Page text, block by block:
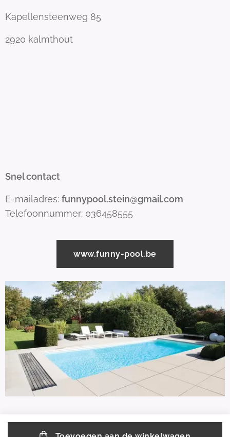
Kapellensteenweg 85
2920 kalmthout
Snel contact
E-mailadres: funnypool.stein@gmail.com
Telefoonnummer: 036458555
www.funny-pool.be